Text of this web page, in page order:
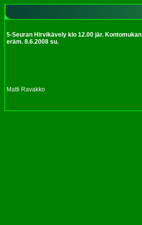
5-Seuran Hirvikävely klo 12.00 jär. Kontomukan
eräm. 8.6.2008 su.
Matti Ravakko